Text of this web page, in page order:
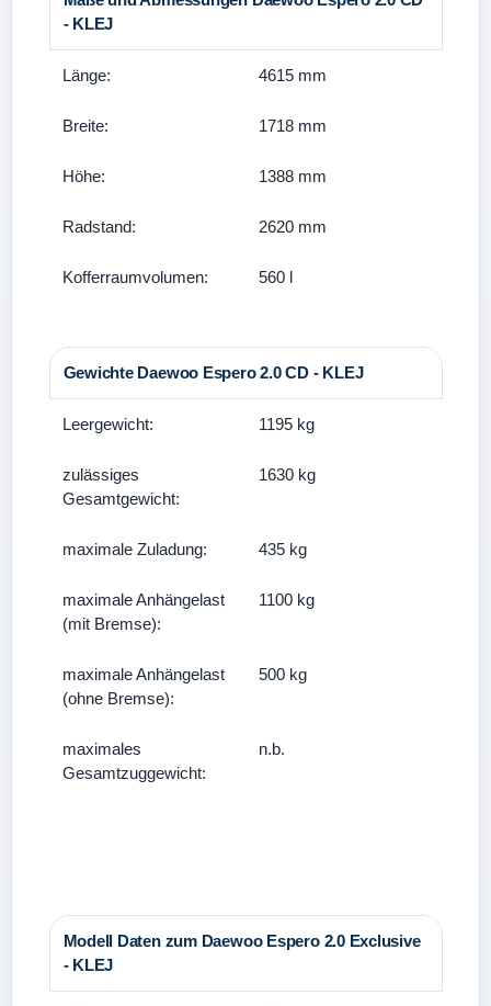
- KLEJ
Länge: 4615 mm
Breite: 1718 mm
Höhe: 1388 mm
Radstand: 2620 mm
Kofferraumvolumen: 560 l
Gewichte Daewoo Espero 2.0 CD - KLEJ
Leergewicht: 1195 kg
zulässiges
Gesamtgewicht:
1630 kg
maximale Zuladung: 435 kg
maximale Anhängelast
(mit Bremse):
1100 kg
maximale Anhängelast
(ohne Bremse):
500 kg
maximales
Gesamtzuggewicht:
n.b.
Modell Daten zum Daewoo Espero 2.0 Exclusive
- KLEJ